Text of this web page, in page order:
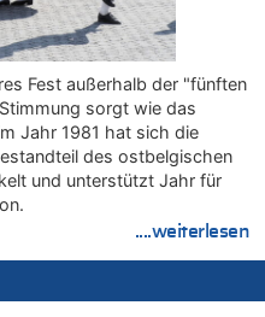
zu
des Pferdesports –
Springreiter
zu
Nationalcoach der Roten
Ehre“
des Pferdesports –
Springreiter
ist jetzt amtlich
Fest außerhalb der "fünften
sorgt wie das
Jahr 1981 hat sich die
des ostbelgischen
und unterstützt Jahr für
....weiterlesen